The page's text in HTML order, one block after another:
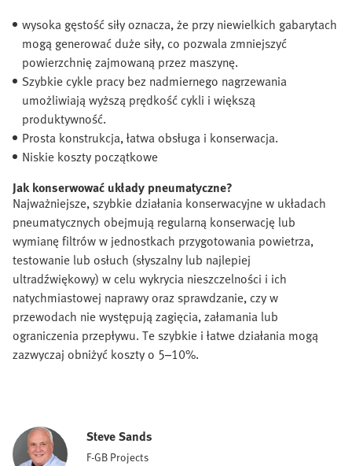
wysoka gęstość siły oznacza, że przy niewielkich gabarytach
mogą generować duże siły, co pozwala zmniejszyć
powierzchnię zajmowaną przez maszynę.
Szybkie cykle pracy bez nadmiernego nagrzewania
umożliwiają wyższą prędkość cykli i większą
produktywność.
Prosta konstrukcja, łatwa obsługa i konserwacja.
Niskie koszty początkowe
Jak konserwować układy pneumatyczne?
Najważniejsze, szybkie działania konserwacyjne w układach
pneumatycznych obejmują regularną konserwację lub
wymianę filtrów w jednostkach przygotowania powietrza,
testowanie lub osłuch (słyszalny lub najlepiej
ultradźwiękowy) w celu wykrycia nieszczelności i ich
natychmiastowej naprawy oraz sprawdzanie, czy w
przewodach nie występują zagięcia, załamania lub
ograniczenia przepływu. Te szybkie i łatwe działania mogą
zazwyczaj obniżyć koszty o 5–10%.
Steve Sands
F-GB Projects